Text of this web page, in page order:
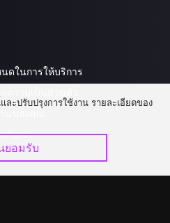
ดในการให้บริการ
กับเรา
ละปรับปรุงการใช้งาน รายละเอียดของ
ยอมรับ